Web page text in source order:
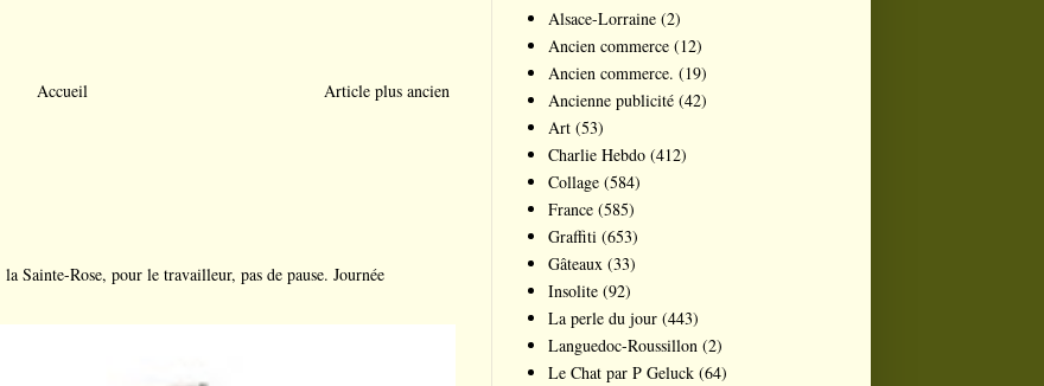
Article plus ancien
Accueil
Rose, pour le travailleur, pas de pause. Journée
Alsace-Lorraine (2)
Ancien commerce (12)
Ancien commerce. (19)
Ancienne publicité (42)
Art (53)
Charlie Hebdo (412)
Collage (584)
France (585)
Graffiti (653)
Gâteaux (33)
Insolite (92)
La perle du jour (443)
Languedoc-Roussillon (2)
Le Chat par P Geluck (64)